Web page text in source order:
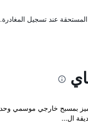
عند تسجيل المغادرة.